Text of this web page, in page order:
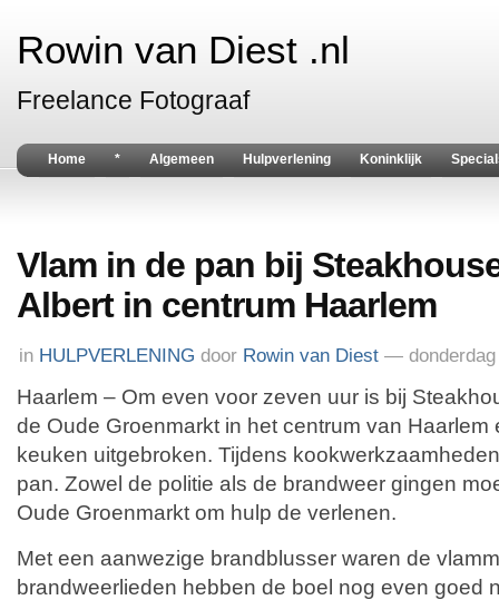
Rowin van Diest .nl
Freelance Fotograaf
Home * Algemeen Hulpverlening Koninklijk
Vlam in de pan bij
Albert in centrum Haarlem
in HULPVERLENING door Rowin van Diest — donderdag
Haarlem – Om even voor zeven uur is bij
de Oude Groenmarkt in het centrum van Haarlem
keuken uitgebroken. Tijdens
pan. Zowel de politie als de brandweer gingen
Oude Groenmarkt om hulp de verlenen.
Met een aanwezige brandblusser waren de
brandweerlieden hebben de boel nog even goed